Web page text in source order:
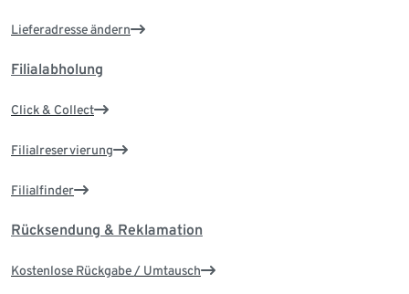
Lieferadresse ändern
Filialabholung
Click & Collect
Filialreservierung
Filialfinder
Rücksendung & Reklamation
Kostenlose Rückgabe / Umtausch